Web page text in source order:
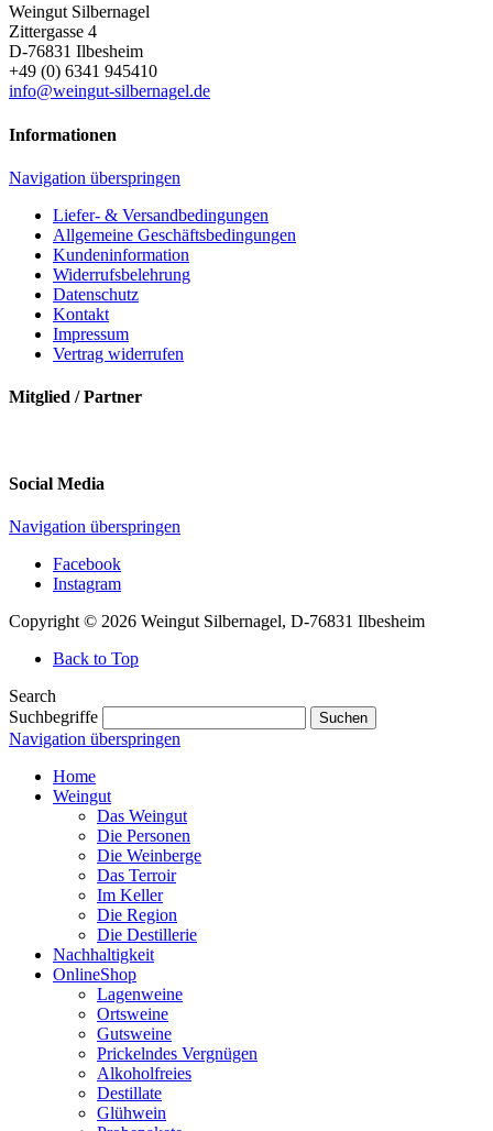
Weingut Silbernagel
Zittergasse 4
D-76831 Ilbesheim
+49 (0) 6341 945410
info@weingut-silbernagel.de
Informationen
Navigation überspringen
Liefer- & Versandbedingungen
Allgemeine Geschäftsbedingungen
Kundeninformation
Widerrufsbelehrung
Datenschutz
Kontakt
Impressum
Vertrag widerrufen
Mitglied / Partner
Social Media
Navigation überspringen
Facebook
Instagram
Copyright © 2026 Weingut Silbernagel, D-76831 Ilbesheim
Back to Top
Search
Suchbegriffe
Suchen
Navigation überspringen
Home
Weingut
Das Weingut
Die Personen
Die Weinberge
Das Terroir
Im Keller
Die Region
Die Destillerie
Nachhaltigkeit
OnlineShop
Lagenweine
Ortsweine
Gutsweine
Prickelndes Vergnügen
Alkoholfreies
Destillate
Glühwein